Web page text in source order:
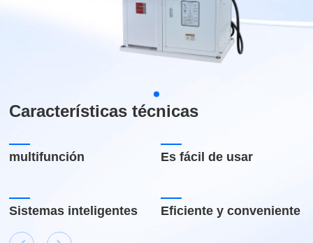
Características técnicas
multifunción Es fácil de usar
Sistemas inteligentes Eficiente y conveniente